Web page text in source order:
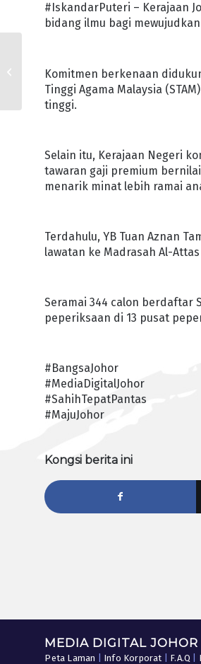
#IskandarPuteri – Kerajaan
bidang ilmu bagi
Komitmen berkenaan
Tinggi Agama Malaysia
tinggi.
Selain itu, Kerajaan Negeri
tawaran gaji premium
menarik minat lebih ramai
Terdahulu, YB Tuan Aznan
lawatan ke Madrasah Al-
Seramai 344 calon berdaftar
peperiksaan di 13 pusat
#BangsaJohor
#MediaDigitalJohor
#SahihTepatPantas
#MajuJohor
Kongsi berita ini
MEDIA DIGITAL JOHOR
Peta Laman Info Korporat F.A.Q
KEPERLUAN FASILITI
KESIHATAN